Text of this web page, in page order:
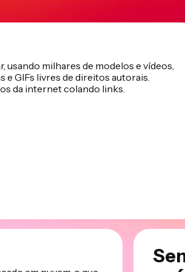
usando milhares de modelos e vídeos,
e GIFs livres de direitos autorais.
da internet colando links.